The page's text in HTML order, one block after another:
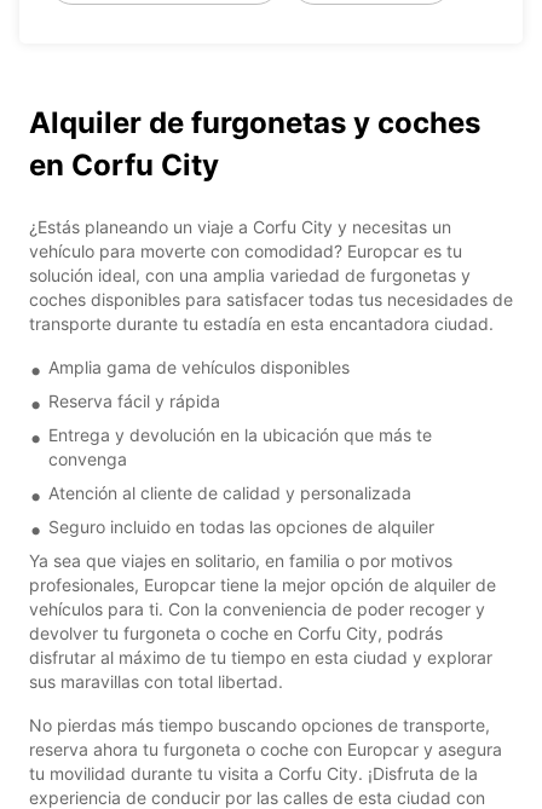
Alquiler de furgonetas y coches
en Corfu City
¿Estás planeando un viaje a Corfu City y necesitas un
vehículo para moverte con comodidad? Europcar es tu
solución ideal, con una amplia variedad de furgonetas y
coches disponibles para satisfacer todas tus necesidades de
transporte durante tu estadía en esta encantadora ciudad.
Amplia gama de vehículos disponibles
Reserva fácil y rápida
Entrega y devolución en la ubicación que más te
convenga
Atención al cliente de calidad y personalizada
Seguro incluido en todas las opciones de alquiler
Ya sea que viajes en solitario, en familia o por motivos
profesionales, Europcar tiene la mejor opción de alquiler de
vehículos para ti. Con la conveniencia de poder recoger y
devolver tu furgoneta o coche en Corfu City, podrás
disfrutar al máximo de tu tiempo en esta ciudad y explorar
sus maravillas con total libertad.
No pierdas más tiempo buscando opciones de transporte,
reserva ahora tu furgoneta o coche con Europcar y asegura
tu movilidad durante tu visita a Corfu City. ¡Disfruta de la
experiencia de conducir por las calles de esta ciudad con